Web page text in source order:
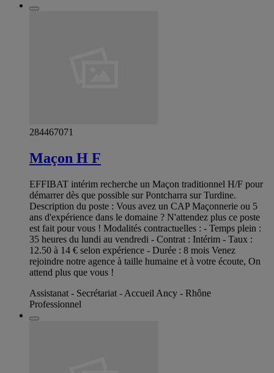
284467071
Maçon H F
EFFIBAT intérim recherche un Maçon traditionnel H/F pour
démarrer dès que possible sur Pontcharra sur Turdine.
Description du poste : Vous avez un CAP Maçonnerie ou 5
ans d'expérience dans le domaine ? N'attendez plus ce poste
est fait pour vous ! Modalités contractuelles : - Temps plein :
35 heures du lundi au vendredi - Contrat : Intérim - Taux :
12.50 à 14 € selon expérience - Durée : 8 mois Venez
rejoindre notre agence à taille humaine et à votre écoute, On
attend plus que vous !
Assistanat - Secrétariat - Accueil Ancy - Rhône
Professionnel